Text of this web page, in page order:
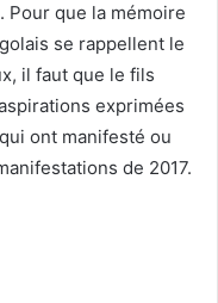
Pour que la mémoire
se rappellent le
il faut que le fils
exprimées
ont manifesté ou
de 2017.